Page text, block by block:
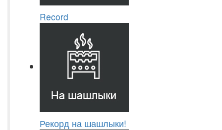
Record
Рекорд на шашлыки!